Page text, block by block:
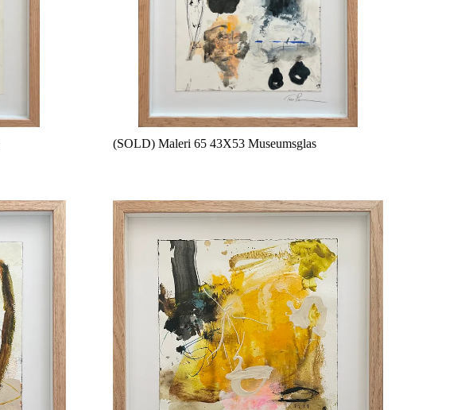
(SOLD) Maleri 65 43X53 Museumsglas